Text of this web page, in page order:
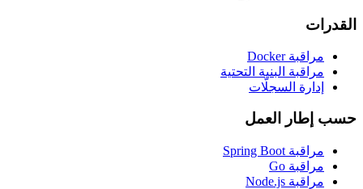
القدرات
مراقبة Docker
مراقبة البنية التحتية
إدارة السجلّات
حسب إطار العمل
مراقبة Spring Boot
مراقبة Go
مراقبة Node.js